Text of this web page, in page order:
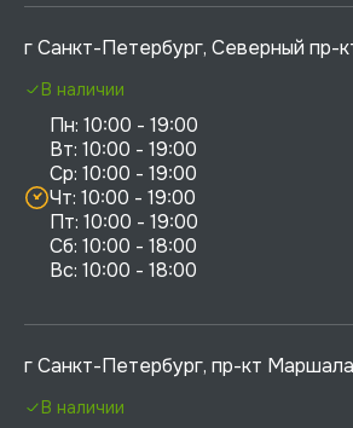
г Санкт-Петербург, Северный пр-
Пн: 10:00 - 19:00
Вт: 10:00 - 19:00
Ср: 10:00 - 19:00
Чт: 10:00 - 19:00
Пт: 10:00 - 19:00
Сб: 10:00 - 18:00
В наличии
г Санкт-Петербург, пр-кт
В наличии